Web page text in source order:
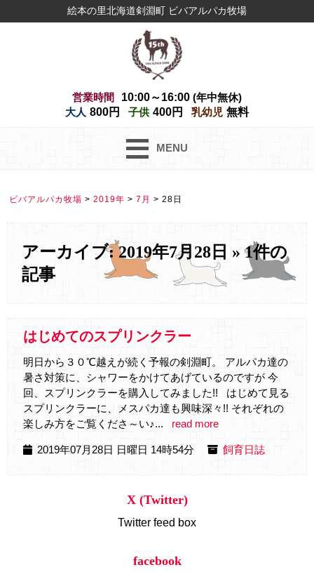
絵本の里北海道剣淵町 ビバアルパカ牧場
営業時間 10:00～16:00 (年中無休)
大人 800円 子供 400円 乳幼児 無料
MENU
ビバアルパカ牧場 > 2019年 > 7月 > 28日
アーカイブ: 2019年7月28日 » 1件の
記事
はじめてのスプリンクラー
明日から３０℃越えが続く予報の剣淵町。 アルパカ達の
暑さ対策に、シャワーをかけてあげているのですが 今
回、スプリンクラーを購入してみました!! はじめて見る
スプリンクラーに、メスパカ達も興味深々!! それぞれの
楽しみ方をご覧くださ～い♪...
read more
2019年07月28日 日曜日 14時54分 飼育日誌
X (Twitter)
Twitter feed box
facebook